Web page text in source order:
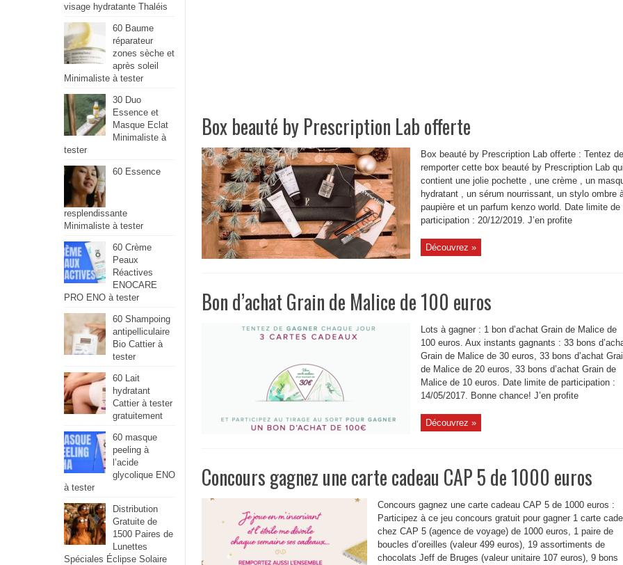
Box beauté by Prescription Lab offerte
Box beauté by Prescription Lab offerte : Tentez de
remporter cette box beauté by Prescription Lab qui
contient une jolie pochette , une crème , un
hydratant , un sérum nourrissant, un stylo ombre
paupière et un parfum kenzo world. Date limite de
participation : 20/12/2019. J’en profite
Découvrez »
Bon d’achat Grain de Malice de 100 euros
Lots à gagner : 1 bon d’achat Grain de Malice de
100 euros. Aux instants gagnants : 33 bons
Grain de Malice de 30 euros, 33 bons d’achat
de Malice de 20 euros, 33 bons d’achat Grain de
Malice de 10 euros. Date limite de participation :
14/05/2017. Bonne chance! J’en profite
Découvrez »
Concours gagnez une carte cadeau CAP 5 de 1000 euros
Concours gagnez une carte cadeau CAP 5 de 1000 euros :
Participez à ce jeu concours gratuit pour gagner 1 carte
chez CAP 5 (agence de voyage) de 1000 euros, 1 paire de
boucles d’oreilles (valeur 499 euros), 19 assortiments de
chocolats Jeff de Bruges (valeur unitaire 107 euros), 9 bons
visage hydratante Thaléis
60 Baume
réparateur
zones sèche et
après soleil
Minimaliste à tester
30 Duo
Essence et
Masque Eclat
Minimaliste à
tester
60 Essence
resplendissante
Minimaliste à tester
60 Crème
Peaux
Réactives
ENOCARE
PRO ENO à tester
60 Shampoing
antipelliculaire
Bio Cattier à
tester
60 Lait
hydratant
Cattier à tester
gratuitement
60 masque
peeling à
l’acide
glycolique ENO
à tester
Distribution
Gratuite de
1500 Paires de
Lunettes
Spéciales Éclipse Solaire